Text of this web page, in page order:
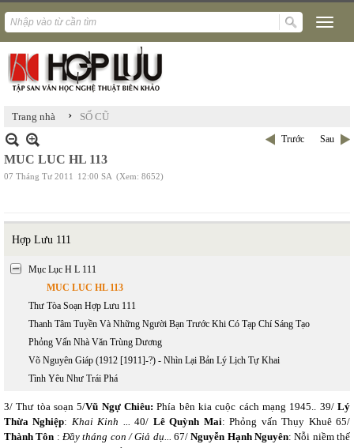
Trang nhà › SỐ CŨ
Trước Sau
MUC LUC HL 113
07 Tháng Tư 2011 12:00 SA (Xem: 8652)
Hợp Lưu 111
Mục Lục H L 111
MUC LUC HL 113
Thư Tòa Soạn Hợp Lưu 111
Thanh Tâm Tuyền Và Những Người Bạn Trước Khi Có Tạp Chí Sáng Tạo
Phỏng Vấn Nhà Văn Trùng Dương
Võ Nguyên Giáp (1912 [1911]-?) - Nhìn Lại Bản Lý Lịch Tự Khai
Tình Yêu Như Trái Phá
3/ Thư tòa soạn 5/Vũ Ngự Chiêu: Phía bên kia cuộc cách mạng 1945.. 39/Lý
Thừa Nghiệp: Khai Kinh ... 40/ Lê Quỳnh Mai: Phỏng vấn Thụy Khuê 65/
Thành Tôn :Đầy tháng con / Giả dụ... 67/Nguyễn Hạnh Nguyên: Nỗi niềm thế